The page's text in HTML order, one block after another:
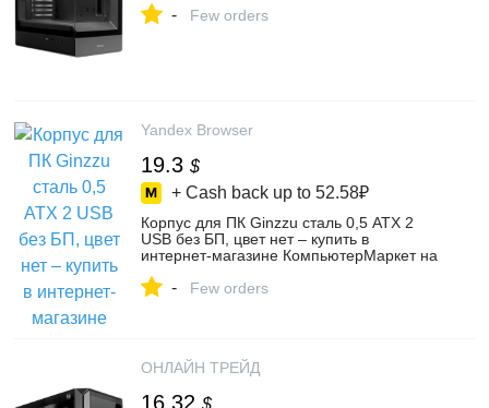
- Few orders
Yandex Browser
19.3 $
+ Cash back up to 52.58₽
Корпус для ПК Ginzzu сталь 0,5 ATX 2
USB без БП, цвет нет – купить в
интернет-магазине КомпьютерМаркет на
- Few orders
ОНЛАЙН ТРЕЙД
16.32 $